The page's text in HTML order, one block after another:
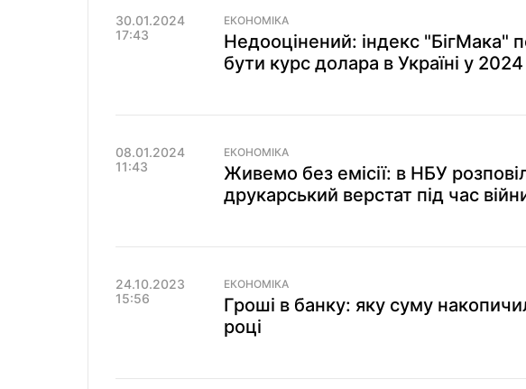
30.01.2024
17:43
ЕКОНОМІКА
Недооцінений: індекс "БігМака"
бути курс долара в Україні у 2024
08.01.2024
11:43
ЕКОНОМІКА
Живемо без емісії: в НБУ
друкарський верстат під час
24.10.2023
15:56
ЕКОНОМІКА
Гроші в банку: яку суму
році